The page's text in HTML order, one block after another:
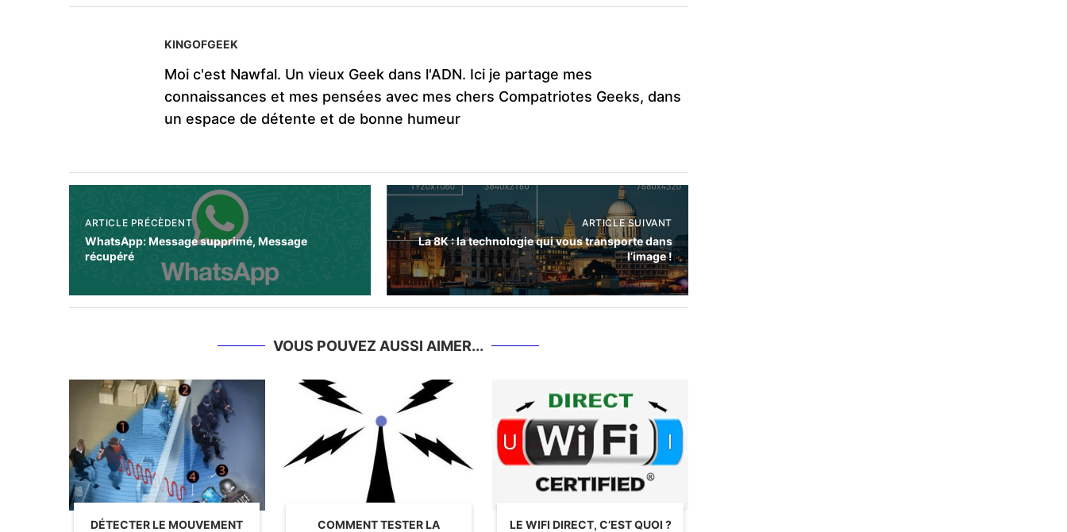
KINGOFGEEK
Moi c'est Nawfal. Un vieux Geek dans l'ADN. Ici je partage mes
connaissances et mes pensées avec mes chers Compatriotes Geeks, dans
un espace de détente et de bonne humeur
ARTICLE PRÉCÈDENT
WhatsApp: Message supprimé, Message
récupéré
ARTICLE SUIVANT
La 8K : la technologie qui vous transporte dans
l’image !
VOUS POUVEZ AUSSI AIMER...
DÉTECTER LE MOUVEMENT COMMENT TESTER LA LE WIFI DIRECT, C’EST QUOI ?